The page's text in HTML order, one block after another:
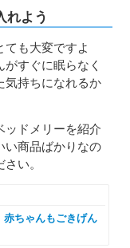
れよう
も大変ですよ
すぐに眠らなく
気持ちになれるか
ッドメリーを紹介
い商品ばかりなの
い。
赤ちゃんもごきげん